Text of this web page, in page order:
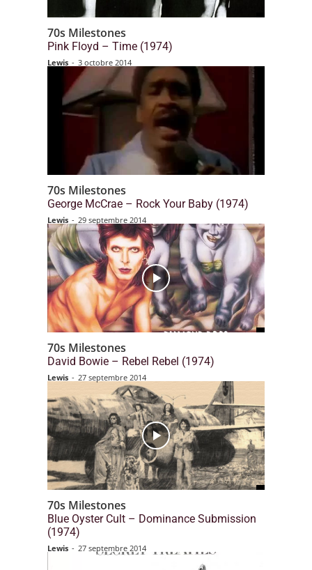
70s Milestones
Pink Floyd – Time (1974)
Lewis - 3 octobre 2014
70s Milestones
George McCrae – Rock Your Baby (1974)
Lewis - 29 septembre 2014
70s Milestones
David Bowie – Rebel Rebel (1974)
Lewis - 27 septembre 2014
70s Milestones
Blue Oyster Cult – Dominance Submission
(1974)
Lewis - 27 septembre 2014